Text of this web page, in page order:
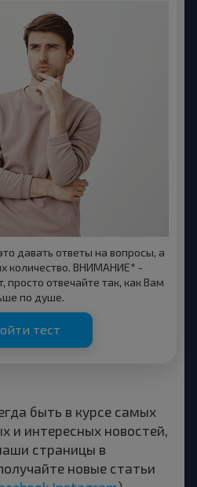
давать ответы на вопросы, а
количество. ВНИМАНИЕ* -
просто отвечайте так, как Вам
по душе.
тест
быть в курсе самых
и интересных новостей,
страницы в
новые статьи